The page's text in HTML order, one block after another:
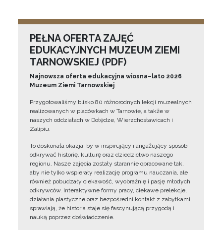
PEŁNA OFERTA ZAJĘĆ
EDUKACYJNYCH MUZEUM ZIEMI
TARNOWSKIEJ (PDF)
Najnowsza oferta edukacyjna wiosna–lato 2026
Muzeum Ziemi Tarnowskiej
Przygotowaliśmy blisko 80 różnorodnych lekcji muzealnych
realizowanych w placówkach w Tarnowie, a także w
naszych oddziałach w Dołędze, Wierzchosławicach i
Zalipiu.
To doskonała okazja, by w inspirujący i angażujący sposób
odkrywać historię, kulturę oraz dziedzictwo naszego
regionu. Nasze zajęcia zostały starannie opracowane tak,
aby nie tylko wspierały realizację programu nauczania, ale
również pobudzały ciekawość, wyobraźnię i pasję młodych
odkrywców. Interaktywne formy pracy, ciekawe prelekcje,
działania plastyczne oraz bezpośredni kontakt z zabytkami
sprawiają, że historia staje się fascynującą przygodą i
nauką poprzez doświadczenie.